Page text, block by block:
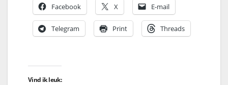
Facebook X E-mail
Telegram Print Threads
Vind ik leuk: